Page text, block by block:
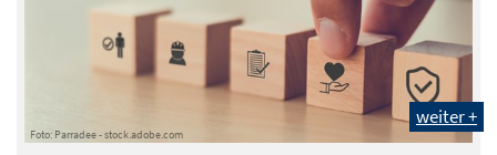
Foto: Parradee - stock.adobe.com
weiter +